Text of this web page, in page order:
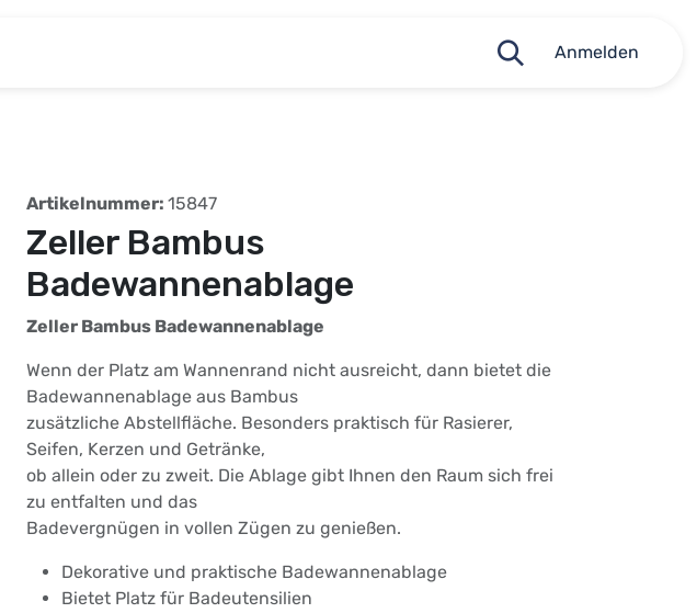
Anmelden
Artikelnummer: 15847
Zeller Bambus
Badewannenablage
Zeller Bambus Badewannenablage
Wenn der Platz am Wannenrand nicht ausreicht, dann bietet die
Badewannenablage aus Bambus
zusätzliche Abstellfläche. Besonders praktisch für Rasierer,
Seifen, Kerzen und Getränke,
ob allein oder zu zweit. Die Ablage gibt Ihnen den Raum sich frei
zu entfalten und das
Badevergnügen in vollen Zügen zu genießen.
Dekorative und praktische Badewannenablage
Bietet Platz für Badeutensilien